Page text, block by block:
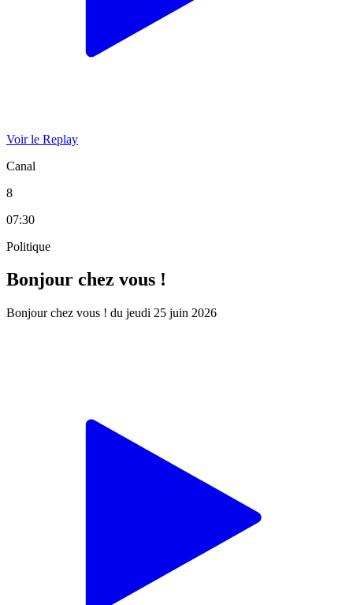
Voir le Replay
Canal
8
07:30
Politique
Bonjour chez vous !
Bonjour chez vous ! du jeudi 25 juin 2026